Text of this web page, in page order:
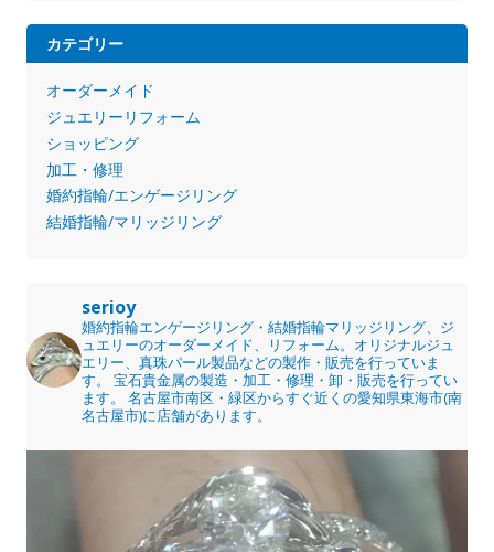
カテゴリー
オーダーメイド
ジュエリーリフォーム
ショッピング
加工・修理
婚約指輪/エンゲージリング
結婚指輪/マリッジリング
serioy
婚約指輪エンゲージリング・結婚指輪マリッジリング、ジ
ュエリーのオーダーメイド、リフォーム。オリジナルジュ
エリー、真珠パール製品などの製作・販売を行っていま
す。
宝石貴金属の製造・加工・修理・卸・販売を行ってい
ます。
名古屋市南区・緑区からすぐ近くの愛知県東海市(南
名古屋市)に店舗があります。